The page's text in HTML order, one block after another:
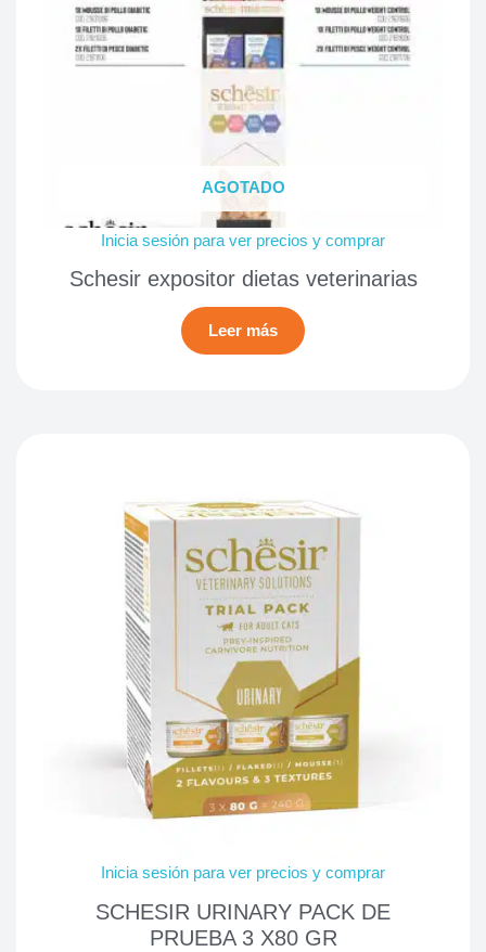
AGOTADO
Inicia sesión para ver precios y comprar
Schesir expositor dietas veterinarias
Leer más
Inicia sesión para ver precios y comprar
SCHESIR URINARY PACK DE
PRUEBA 3 X80 GR